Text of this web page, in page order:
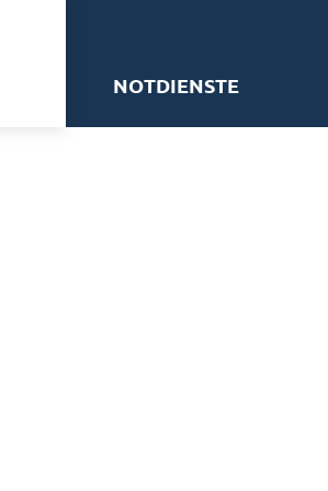
NOTDIENSTE